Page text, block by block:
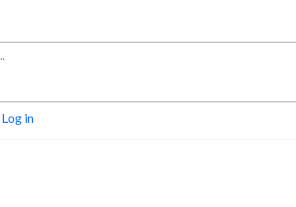
Log in